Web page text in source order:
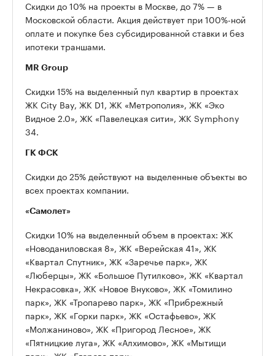
Скидки до 10% на проекты в Москве, до 7% — в
Московской области. Акция действует при 100%-ной
оплате и покупке без субсидированной ставки и без
ипотеки траншами.
MR Group
Скидки 15% на выделенный пул квартир в проектах
ЖК City Bay, ЖК D1, ЖК «Метрополия», ЖК «Эко
Видное 2.0», ЖК «Павелецкая сити», ЖК Symphony
34.
ГК ФСК
Скидки до 25% действуют на выделенные объекты во
всех проектах компании.
«Самолет»
Скидки 10% на выделенный объем в проектах: ЖК
«Новоданиловская 8», ЖК «Верейская 41», ЖК
«Квартал Спутник», ЖК «Заречье парк», ЖК
«Люберцы», ЖК «Большое Путилково», ЖК «Квартал
Некрасовка», ЖК «Новое Внуково», ЖК «Томилино
парк», ЖК «Тропарево парк», ЖК «Прибрежный
парк», ЖК «Горки парк», ЖК «Остафьево», ЖК
«Молжаниново», ЖК «Пригород Лесное», ЖК
«Пятницкие луга», ЖК «Алхимово», ЖК «Мытищи